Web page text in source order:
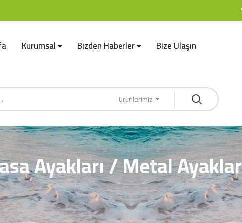
Kurumsal Bizden Haberler Bize Ulaşın
Ürünlerimiz
Ayakları / Metal Ayaklar